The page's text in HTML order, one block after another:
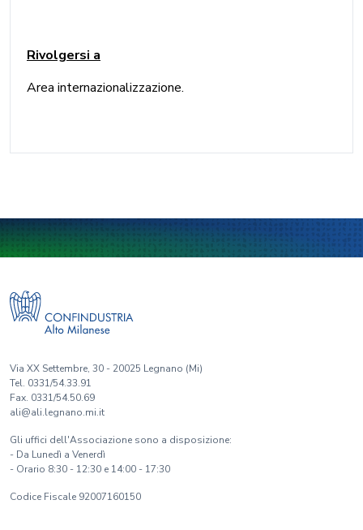
Rivolgersi a
Area internazionalizzazione.
Via XX Settembre, 30 - 20025 Legnano (Mi)
Tel. 0331/54.33.91
Fax. 0331/54.50.69
ali@ali.legnano.mi.it
Gli uffici dell'Associazione sono a disposizione:
- Da Lunedì a Venerdì
- Orario 8:30 - 12:30 e 14:00 - 17:30
Codice Fiscale 92007160150